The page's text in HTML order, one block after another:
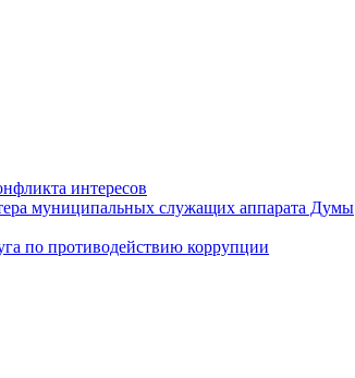
интересов
муниципальных служащих аппарата Думы
по противодействию коррупции